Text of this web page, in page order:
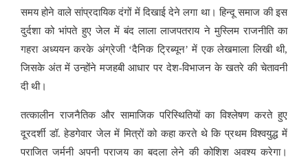
समय होने वाले सांप्रदायिक दंगों में दिखाई देने लगा था। हिन्दू समाज की इस
दुर्दशा को भांपते हुए जेल में बंद लाला लाजपतराय ने मुस्लिम राजनीति का
गहरा अध्ययन करके अंग्रेजी ‘दैनिक ट्रिब्यून’ में एक लेखमाला लिखी थी,
जिसके अंत में उन्होंने मजहबी आधार पर देश-विभाजन के खतरे की चेतावनी
दी थी।
तत्कालीन राजनैतिक और सामाजिक परिस्थितियों का विश्लेषण करते हुए
दूरदर्शी डॉ. हेडगेवार जेल में मित्रों को कहा करते थे कि प्रथम विश्वयुद्ध में
पराजित जर्मनी अपनी पराजय का बदला लेने की कोशिश अवश्य करेगा।